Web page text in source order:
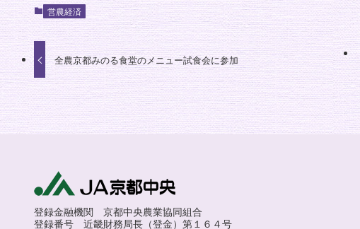
営農経済
全農京都みのる食堂のメニュー試食会に参加
登録金融機関 京都中央農業協同組合
登録番号 近畿財務局長（登金）第１６４号